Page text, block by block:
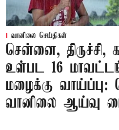
வானிலை செய்திகள்
சென்னை, திருச்சி,
உள்பட 16
மழைக்கு
வானிலை ஆய்வு